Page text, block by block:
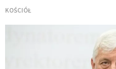
KOŚCIÓŁ